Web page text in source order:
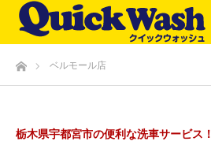
ホームベルモール店
栃木県宇都宮市の便利な洗車サービス！